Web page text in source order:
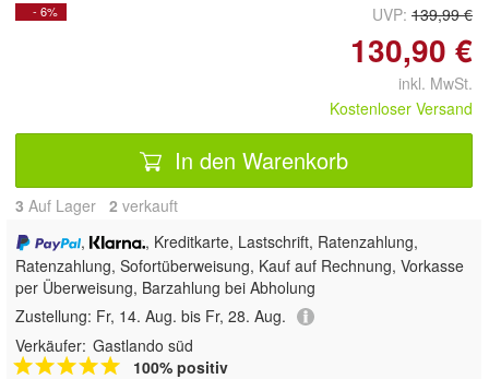
- 6% UVP: 139,99 €
130,90 €
inkl. MwSt.
Kostenloser Versand
In den Warenkorb
3 Auf Lager 2 verkauft
,
, Kreditkarte, Lastschrift, Ratenzahlung,
Ratenzahlung, Sofortüberweisung, Kauf auf Rechnung, Vorkasse
per Überweisung, Barzahlung bei Abholung
Zustellung: Fr, 14. Aug. bis Fr, 28. Aug.
Verkäufer: Gastlando süd
100% positiv